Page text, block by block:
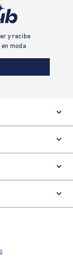
y recibe
moda